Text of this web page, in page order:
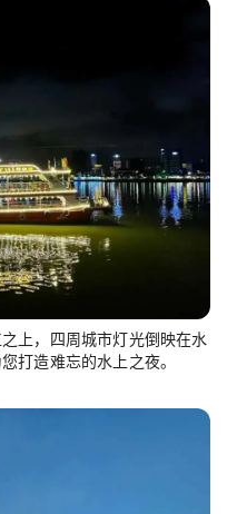
上，四周城市灯光倒映在水
打造难忘的水上之夜。